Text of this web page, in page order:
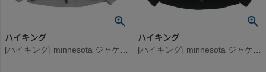
ハイキング
[ハイキング] minnesota ジャケット グレー
ハイキング
[ハイキング] minnesota ジャケット ブラック